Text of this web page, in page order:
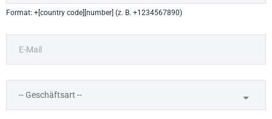
Format: +[country code][number] (z. B. +1234567890)